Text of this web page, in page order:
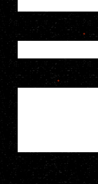
Telefoonnummer *
Je bericht *
Voeg een bijlage toe